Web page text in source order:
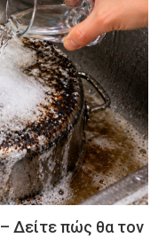
Δείτε πώς θα τον